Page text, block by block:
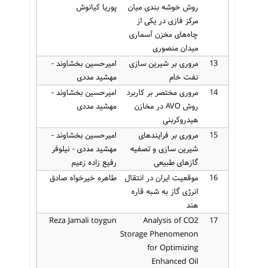
روش خوشه بندی میان
مرکز فازی در یکی از
چاه‌های مخزن آسماری
میدان منصوری
پوریا کیانوش
13
مروری بر شیرین سازی
نفت خام
امیرحسین بخشاوند -
مهشید مددی
14
مروری مختصر بر کاربرد
روش AVO در مخازن
هیدروکربنی
امیرحسین بخشاوند -
مهشید مددی
15
مروری بر فرایندهای
شیرین سازی و تصفیه
گازهای طبیعی
امیرحسین بخشاوند -
مهشید مددی - نیلوفر
رفیع زاده زعیم
16
موقعیت ایران در انتقال
انرژی گاز به شبه قاره
هند
طاهره خیرخواه صادق
17
Analysis of CO2
Storage Phenomenon
for Optimizing
Enhanced Oil
Reza Jamali toygun